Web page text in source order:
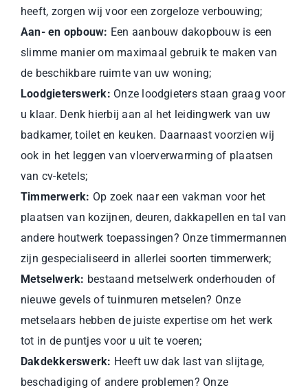
heeft, zorgen wij voor een zorgeloze verbouwing;
Aan- en opbouw: Een aanbouw dakopbouw is een
slimme manier om maximaal gebruik te maken van
de beschikbare ruimte van uw woning;
Loodgieterswerk: Onze loodgieters staan graag voor
u klaar. Denk hierbij aan al het leidingwerk van uw
badkamer, toilet en keuken. Daarnaast voorzien wij
ook in het leggen van vloerverwarming of plaatsen
van cv-ketels;
Timmerwerk: Op zoek naar een vakman voor het
plaatsen van kozijnen, deuren, dakkapellen en tal van
andere houtwerk toepassingen? Onze timmermannen
zijn gespecialiseerd in allerlei soorten timmerwerk;
Metselwerk: bestaand metselwerk onderhouden of
nieuwe gevels of tuinmuren metselen? Onze
metselaars hebben de juiste expertise om het werk
tot in de puntjes voor u uit te voeren;
Dakdekkerswerk: Heeft uw dak last van slijtage,
beschadiging of andere problemen? Onze